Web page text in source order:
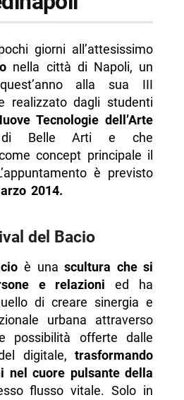
giorni all’attesissimo
nella città di Napoli, un
alla sua III
realizzato dagli studenti
Tecnologie dell’Arte
di Belle Arti e che
concept principale il
è previsto
2014.
del Bacio
è unascultura che si
e relazioni ed ha
di creare sinergia e
urbana attraverso
possibilità offerte dalle
digitale,trasformando
nel cuore pulsante della
flusso vitale. Solo in